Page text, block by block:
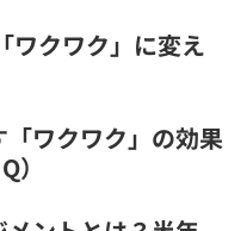
クワク」に変え
ワクワク」の効果
）